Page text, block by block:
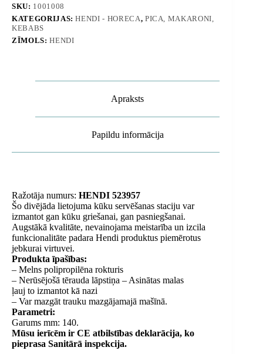
Hendi
523957
daudzums
SKU: 1001008
KATEGORIJAS:HENDI - HORECA, PICA, MAKARONI,
KEBABS
ZĪMOLS:HENDI
Apraksts
Papildu informācija
Ražotāja numurs: HENDI 523957
Šo divējāda lietojuma kūku servēšanas staciju var
izmantot gan kūku griešanai, gan pasniegšanai.
Augstākā kvalitāte, nevainojama meistarība un izcila
funkcionalitāte padara Hendi produktus piemērotus
jebkurai virtuvei.
Produkta īpašības:
– Melns polipropilēna rokturis
– Nerūsējošā tērauda lāpstiņa – Asinātas malas
ļauj to izmantot kā nazi
– Var mazgāt trauku mazgājamajā mašīnā.
Parametri:
Garums mm: 140.
Mūsu ierīcēm ir CE atbilstības deklarācija, ko
pieprasa Sanitārā inspekcija.